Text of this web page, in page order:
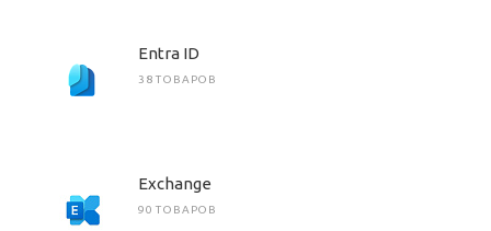
Entra ID
38 ТОВАРОВ
Exchange
90 ТОВАРОВ